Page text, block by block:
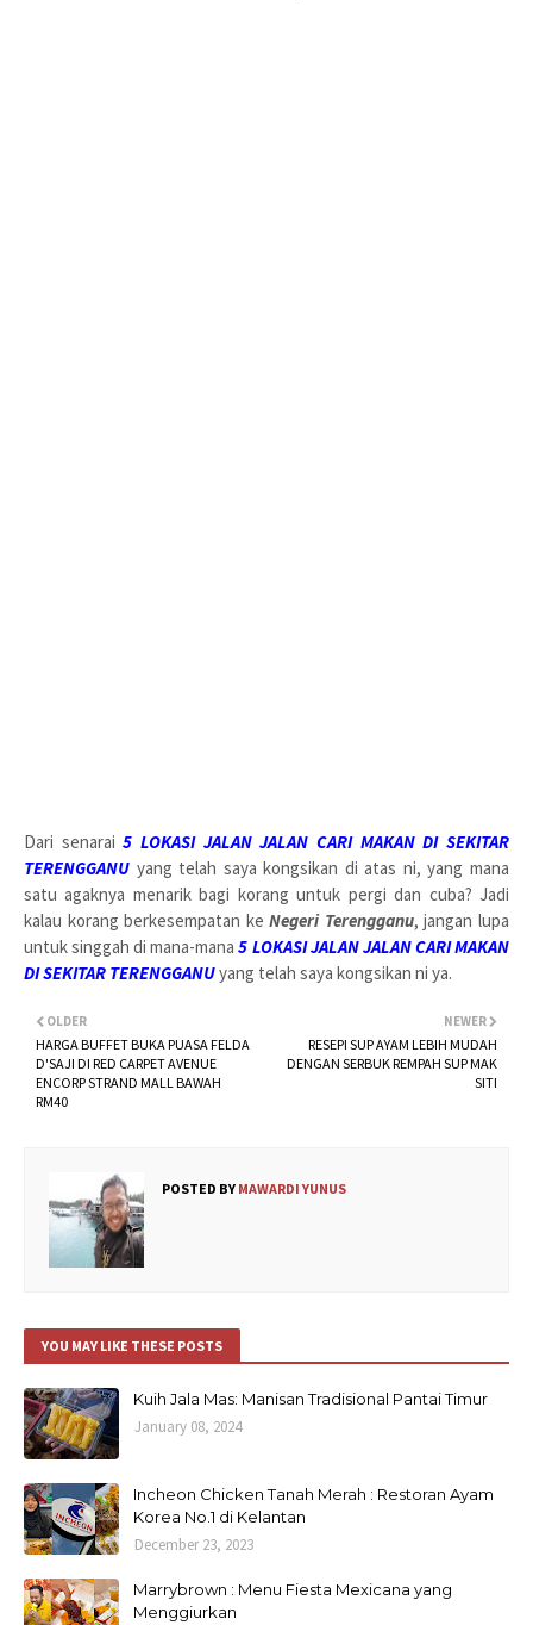
Dari senarai5 LOKASI JALAN JALAN CARI MAKAN DI SEKITAR
TERENGGANU yang telah saya kongsikan di atas ni, yang mana
satu agaknya menarik bagi korang untuk pergi dan cuba? Jadi
kalau korang berkesempatan keNegeri Terengganu, jangan lupa
untuk singgah di mana-mana 5 LOKASI JALAN JALAN CARI MAKAN
DI SEKITAR TERENGGANUyang telah saya kongsikan ni ya.
NEWER
RESEPI SUP AYAM LEBIH MUDAH
DENGAN SERBUK REMPAH SUP MAK
SITI
OLDER
HARGA BUFFET BUKA PUASA FELDA
D'SAJI DI RED CARPET AVENUE
ENCORP STRAND MALL BAWAH
RM40
POSTED BY MAWARDI YUNUS
YOU MAY LIKE THESE POSTS
Kuih Jala Mas: Manisan Tradisional Pantai Timur
January 08, 2024
Incheon Chicken Tanah Merah : Restoran Ayam
Korea No.1 di Kelantan
December 23, 2023
Marrybrown : Menu Fiesta Mexicana yang
Menggiurkan